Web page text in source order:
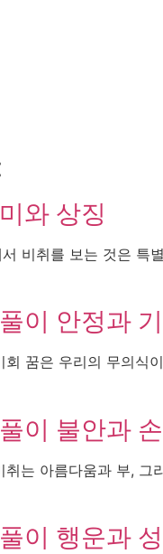
와 상징
비취를 보는 것은 특
이 안정과
꿈은 우리의 무의식
이 불안과
는 아름다움과 부,
이 행운과